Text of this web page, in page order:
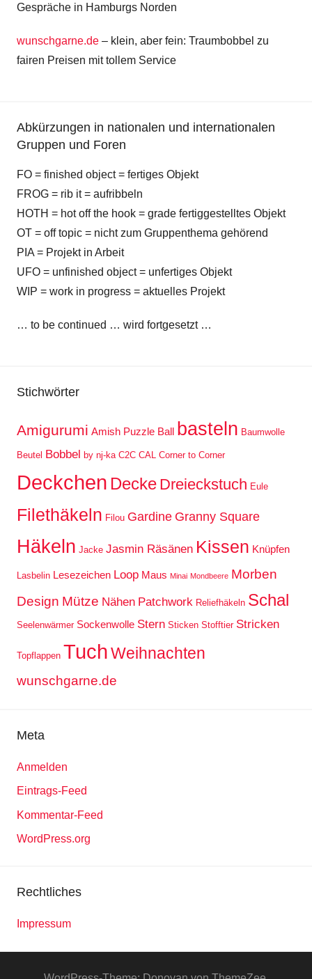
Gespräche in Hamburgs Norden
wunschgarne.de – klein, aber fein: Traumbobbel zu
fairen Preisen mit tollem Service
Abkürzungen in nationalen und internationalen
Gruppen und Foren
FO = finished object = fertiges Objekt
FROG = rib it = aufribbeln
HOTH = hot off the hook = grade fertiggestelltes Objekt
OT = off topic = nicht zum Gruppenthema gehörend
PIA = Projekt in Arbeit
UFO = unfinished object = unfertiges Objekt
WIP = work in progress = aktuelles Projekt
… to be continued … wird fortgesetzt …
Stichwörter
Amigurumi Amish Puzzle Ball basteln Baumwolle
Beutel Bobbel by nj-ka C2C CAL Corner to Corner
Deckchen Decke Dreieckstuch Eule
Filethäkeln Filou Gardine Granny Square
Häkeln Jacke Jasmin Räsänen Kissen Knüpfen
Lasbelin Lesezeichen Loop Maus Minai Mondbeere Morben
Design Mütze Nähen Patchwork Reliefhäkeln Schal
Seelenwärmer Sockenwolle Stern Sticken Stofftier Stricken
Topflappen TuchWeihnachten
wunschgarne.de
Meta
Anmelden
Eintrags-Feed
Kommentar-Feed
WordPress.org
Rechtliches
Impressum